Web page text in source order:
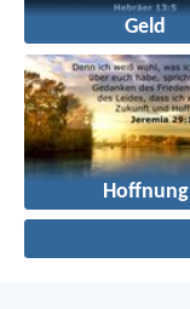
Geld
Hoffnung